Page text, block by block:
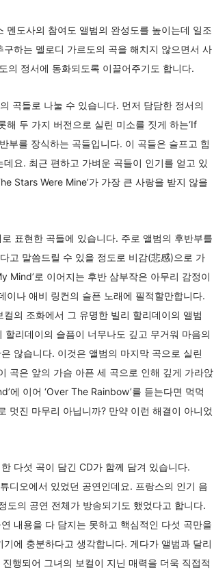
도사의 참여도 앨범의 완성도를 높이는데 일조
하는 멜로디 가르도의 곡을 해치지 않으면서 사
의 정서에 동화되도록 이끌어주기도 합니다.
곡들로 나눌 수 있습니다. 먼저 담담한 정서의
해 두 가지 버전으로 실린 미소를 짓게 하는‘If
부를 장식하는 곡들입니다. 이 곡들은 슬프고 힘
요. 최근 편하고 가벼운 곡들이 인기를 얻고 있
Stars Were Mine’가 가장 큰 사랑을 받지 않을
표현한 곡들에 있습니다. 주로 앨범의 후반부를
고 말씀드릴 수 있을 정도로 비감(悲感)으로 가
Mind’로 이어지는 후반 삼부작은 아무리 감정이
나 애비 링컨의 슬픈 노래에 필적할만합니다.
의 조화에서 그 유명한 빌리 할리데이의 앨범
리데이의 슬픔이 너무나도 깊고 무거워 마음의
않습니다. 이것은 앨범의 마지막 곡으로 실린
곡은 앞의 가슴 아픈 세 곡으로 인해 깊게 가라앉
에 이어 ‘Over The Rainbow’를 듣는다면 먹먹
멋진 마무리 아닙니까? 만약 이런 해결이 아니었
다섯 곡이 담긴 CD가 함께 담겨 있습니다.
디오에서 있었던 공연인데요. 프랑스의 인기 음
도의 공연 전체가 방송되기도 했었다고 합니다.
내용을 다 담지는 못하고 핵심적인 다섯 곡만을
에 충분하다고 생각합니다. 게다가 앨범과 달리
행되어 그녀의 보컬이 지닌 매력을 더욱 직접적